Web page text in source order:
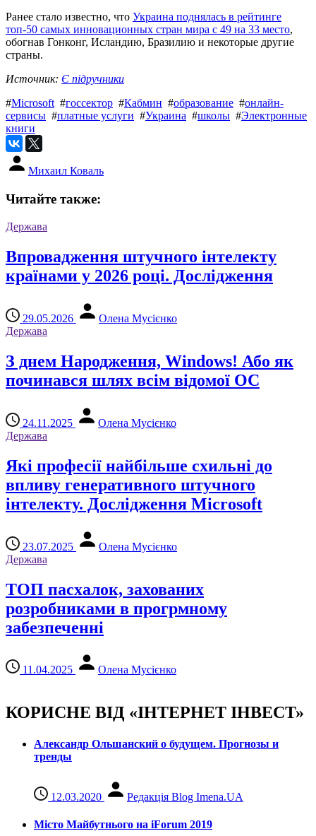
Ранее стало известно, что Украина поднялась в рейтинге
топ-50 самых инновационных стран мира с 49 на 33 место,
обогнав Гонконг, Исландию, Бразилию и некоторые другие
страны.
Источник: Є підручники
#Microsoft#госсектор #Кабмин #образование #онлайн-
сервисы #платные услуги #Украина #школы #Электронные
книги
Михаил Коваль
Читайте также:
Держава
Впровадження штучного інтелекту
країнами у 2026 році. Дослідження
29.05.2026
Олена Мусієнко
Держава
З днем ​​Народження, Windows! Або як
починався шлях всім відомої ОС
24.11.2025
Олена Мусієнко
Держава
Які професії найбільше схильні до
впливу генеративного штучного
інтелекту. Дослідження Microsoft
23.07.2025
Олена Мусієнко
Держава
ТОП пасхалок, захованих
розробниками в прогрмному
забезпеченні
11.04.2025 Олена Мусієнко
КОРИСНЕ ВІД «ІНТЕРНЕТ ІНВЕСТ»
Александр Ольшанский о будущем. Прогнозы и
тренды
12.03.2020 Редакція Blog Imena.UA
Місто Майбутнього на iForum 2019